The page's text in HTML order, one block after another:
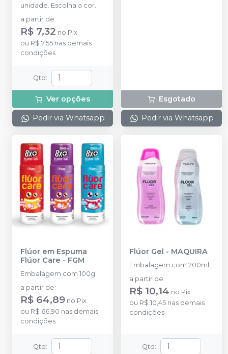
unidade. Escolha a cor.
a partir de:
R$ 7,32 no Pix
ou R$ 7,55 nas demais
condições
Qtd :
Ver opções
Pedir via Whatsapp
Esgotado
Pedir via Whatsapp
Flúor em Espuma
Flúor Care - FGM
Embalagem com 100g.
a partir de:
R$ 64,89 no Pix
ou R$ 66,90 nas demais
condições
Qtd :
Flúor Gel - MAQUIRA
Embalagem com 200ml.
a partir de:
R$ 10,14 no Pix
ou R$ 10,45 nas demais
condições
Qtd :